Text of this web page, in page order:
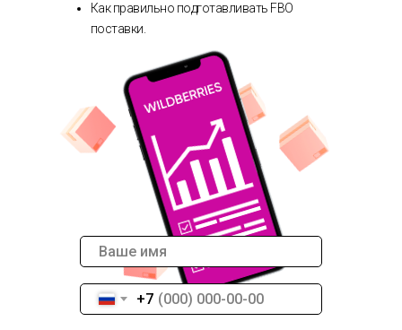
+7
Как правильно подготавливать FBO
поставки.